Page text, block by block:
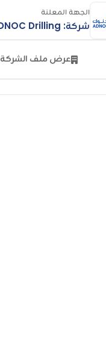
الجهة المعلنة
شركة: ADNOC Drilling
عرض ملف الشركة